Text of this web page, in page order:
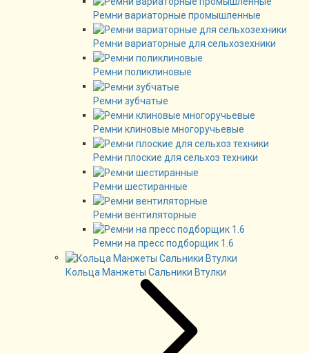
Ремни вариаторные промышленные
Ремни вариаторные для сельхозехники
Ремни поликлиновые
Ремни зубчатые
Ремни клиновые многоручьевые
Ремни плоские для сельхоз техники
Ремни шестиранные
Ремни вентиляторные
Ремни на пресс подборщик 1.6
Кольца Манжеты Сальники Втулки